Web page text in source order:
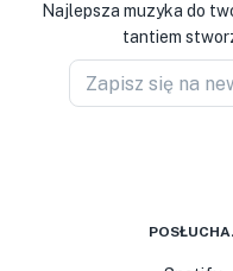
Najlepsza muzyka do
tantiem
Zapisz się na